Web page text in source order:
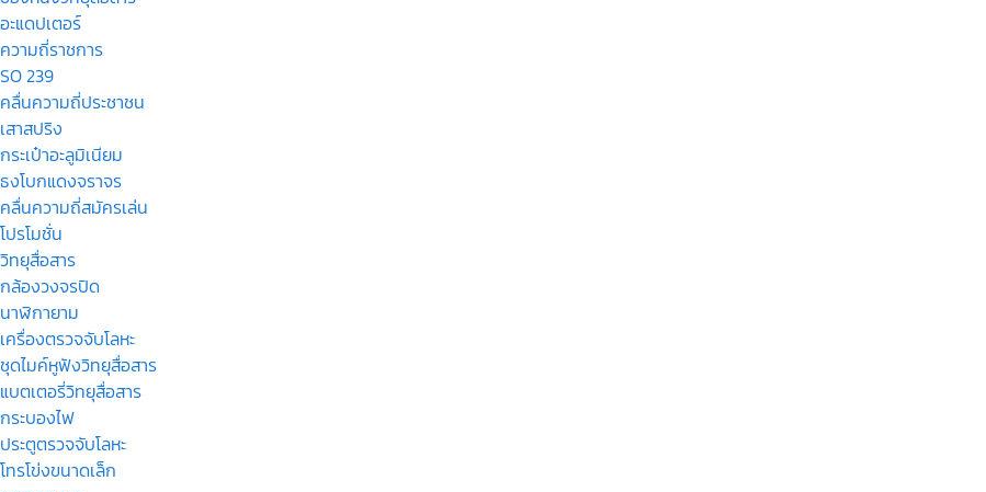
อะแดปเตอร์
ความถี่ราชการ
SO 239
คลื่นความถี่ประชาชน
เสาสปริง
กระเป๋าอะลูมิเนียม
ธงโบกแดงจราจร
คลื่นความถี่สมัครเล่น
โปรโมชั่น
วิทยุสื่อสาร
กล้องวงจรปิด
นาฬิกายาม
เครื่องตรวจจับโลหะ
ชุดไมค์หูฟังวิทยุสื่อสาร
แบตเตอรี่วิทยุสื่อสาร
กระบองไฟ
ประตูตรวจจับโลหะ
โทรโข่งขนาดเล็ก